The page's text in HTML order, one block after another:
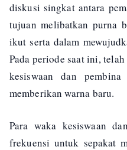
diskusi singkat antara
tujuan melibatkan purna
ikut serta dalam
Pada periode saat ini,
kesiswaan dan
memberikan warna baru.
Para waka kesiswaan
frekuensi untuk sepakat